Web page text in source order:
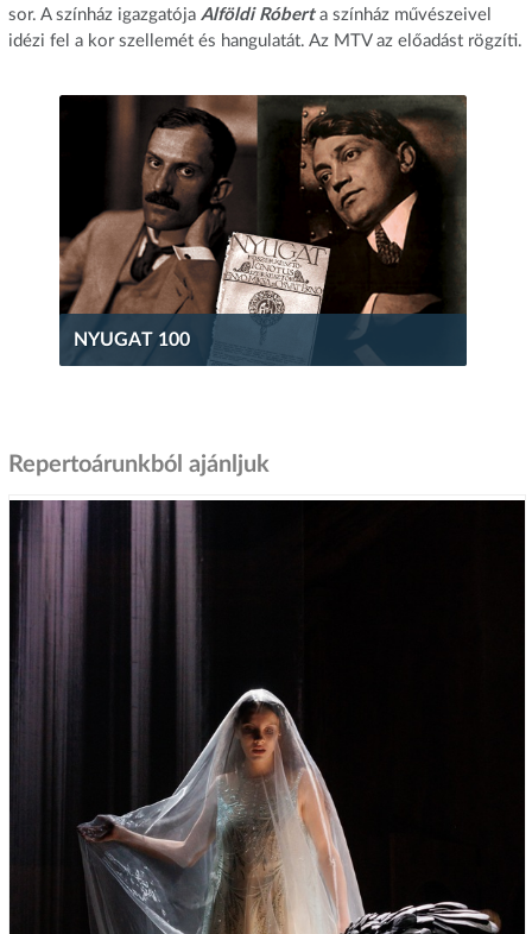
sor. A színház igazgatója Alföldi Róberta színház művészeivel
idézi fel a kor szellemét és hangulatát. Az MTV az előadást rögzíti.
NYUGAT 100
Repertoárunkból ajánljuk